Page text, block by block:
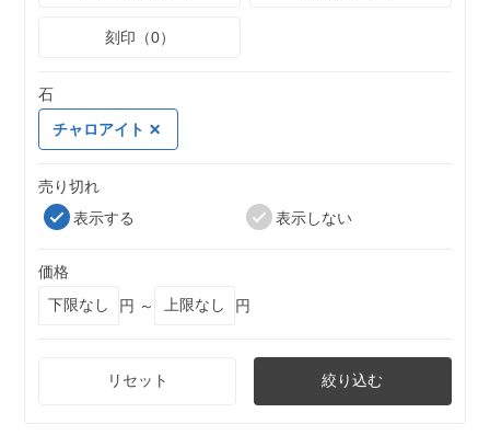
刻印（0）
石
チャロアイト
売り切れ
表示する
表示しない
価格
円 ～
円
リセット 絞り込む